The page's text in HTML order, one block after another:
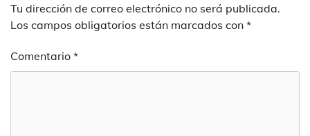
Tu dirección de correo electrónico no será publicada.
Los campos obligatorios están marcados con *
Comentario *